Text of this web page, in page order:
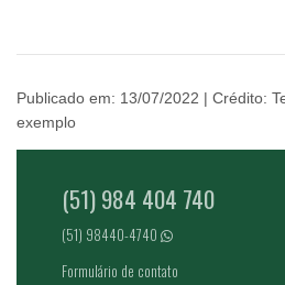
Publicado em: 13/07/2022 | Crédito:
exemplo
(51) 984 404 740
(51) 98440-4740
Formulário de contato